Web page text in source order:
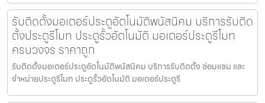
รับติดตั้งมอเตอร์ประตูอัตโนมัติพนัสนิคม บริการรับติด
ตั้งประตูรีโมท ประตูรั้วอัตโนมัติ มอเตอร์ประตูรีโมท
ครบวงจร ราคาถูก
รับติดตั้งมอเตอร์ประตูอัตโนมัติพนัสนิคม บริการรับติดตั้ง ซ่อมแซม และ
จำหน่ายประตูรีโมท ประตูรั้วอัตโนมัติ มอเตอร์ประตูรี